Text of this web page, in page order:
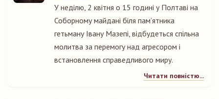
У неділю, 2 квітня о 15 годині у Полтаві на
Соборному майдані біля пам’ятника
гетьману Івану Мазепі, відбудеться спільна
молитва за перемогу над агресором і
встановлення справедливого миру.
Читати повністю...